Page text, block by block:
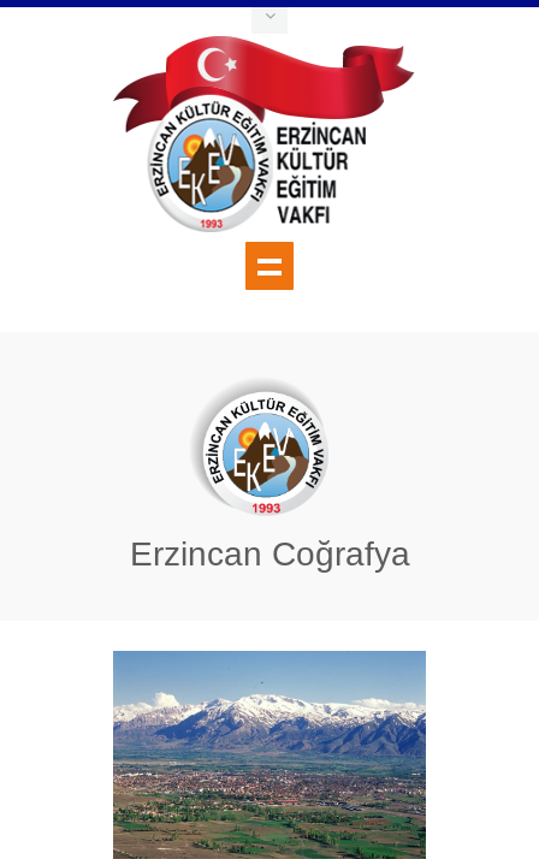
Erzincan Coğrafya